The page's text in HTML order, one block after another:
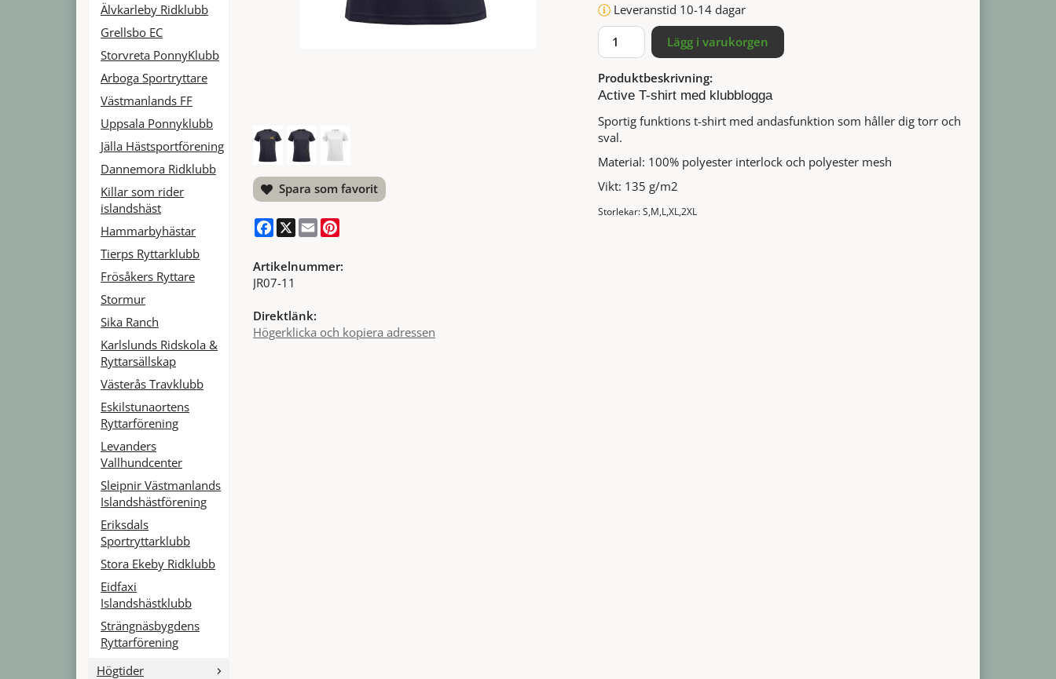
Älvkarleby Ridklubb
Grellsbo EC
Storvreta PonnyKlubb
Arboga Sportryttare
Västmanlands FF
Uppsala Ponnyklubb
Jälla Hästsportförening
Dannemora Ridklubb
Killar som rider
islandshäst
Hammarbyhästar
Tierps Ryttarklubb
Frösåkers Ryttare
Stormur
Sika Ranch
Karlslunds Ridskola &
Ryttarsällskap
Västerås Travklubb
Eskilstunaortens
Ryttarförening
Levanders
Vallhundcenter
Sleipnir Västmanlands
Islandshästförening
Eriksdals
Sportryttarklubb
Stora Ekeby Ridklubb
Eidfaxi
Islandshästklubb
Strängnäsbygdens
Ryttarförening
Högtider
Leveranstid 10-14 dagar
Lägg i varukorgen
Produktbeskrivning:
Active T-shirt med klubblogga
Sportig funktions t-shirt med andasfunktion som håller dig torr och
sval.
Material: 100% polyester interlock och polyester mesh
Vikt: 135 g/m2
Storlekar: S,M,L,XL,2XL
Spara som favorit
Facebook
X Email
Artikelnummer:
JR07-11
Direktlänk:
Högerklicka och kopiera adressen